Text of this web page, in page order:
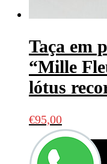
Taça em
“Mille
lótus
€95,00